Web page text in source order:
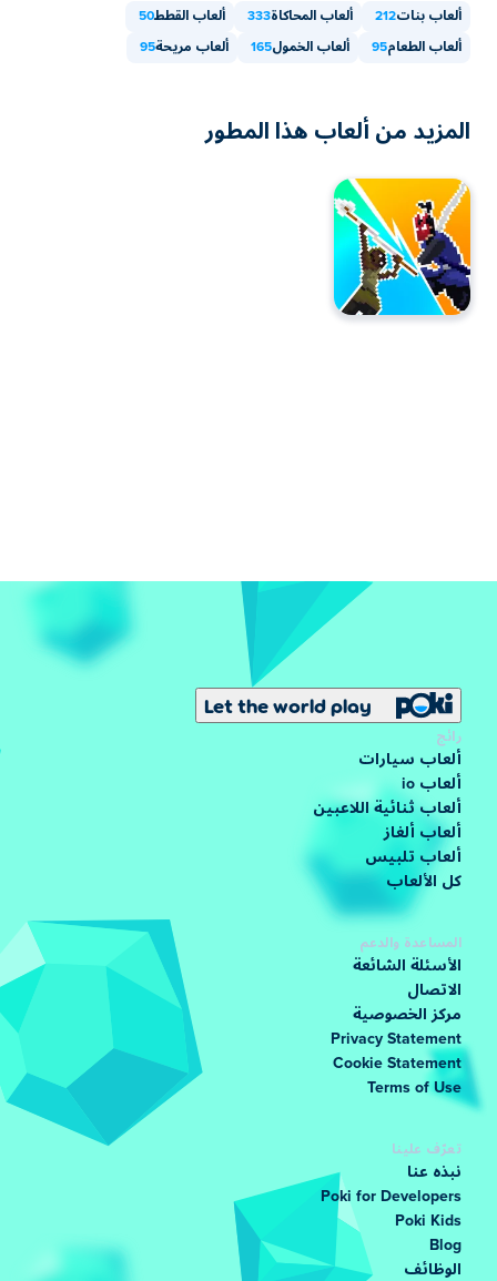
ألعاب بنات212 ألعاب المحاكاة333 ألعاب القطط50
ألعاب الطعام95 ألعاب الخمول165 ألعاب مريحة95
المزيد من ألعاب هذا المطور
Let the world play
رائج
ألعاب سيارات
ألعاب io
ألعاب ثنائية اللاعبين
ألعاب ألغاز
ألعاب تلبيس
كل الألعاب
المساعدة والدعم
الأسئلة الشائعة
الاتصال
مركز الخصوصية
Privacy Statement
Cookie Statement
Terms of Use
تعرّف علينا
نبذه عنا
Poki for Developers
Poki Kids
Blog
الوظائف